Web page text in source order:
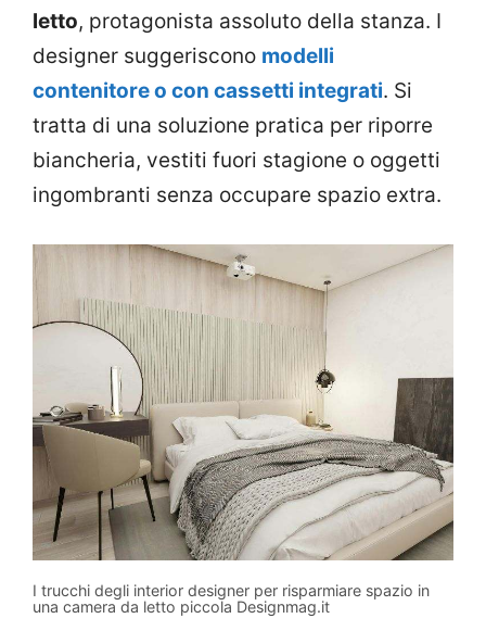
letto, protagonista assoluto della stanza. I
designer suggeriscono modelli
contenitore o con cassetti integrati. Si
tratta di una soluzione pratica per riporre
biancheria, vestiti fuori stagione o oggetti
ingombranti senza occupare spazio extra.
I trucchi degli interior designer per risparmiare spazio in
una camera da letto piccola Designmag.it